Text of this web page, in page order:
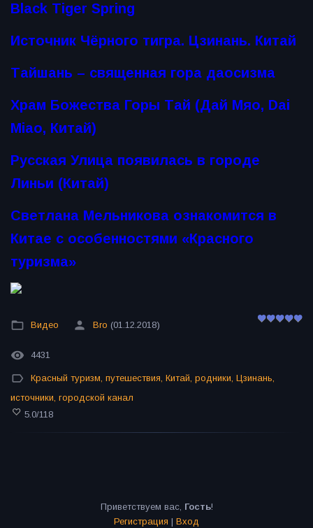
Black Tiger Spring
Источник Чёрного тигра. Цзинань. Китай
Тайшань – священная гора даосизма
Храм Божества Горы Тай (Дай Мяо, Dai
Miao, Китай)
Русская Улица появилась в городе
Линьи (Китай)
Светлана Мельникова ознакомится в
Китае с особенностями «Красного
туризма»
Видео Bro (01.12.2018)
4431
Красный туризм, путешествия, Китай, родники, Цзинань,
источники, городской канал
5.0/118
Приветствуем вас, Гость!
Регистрация | Вход